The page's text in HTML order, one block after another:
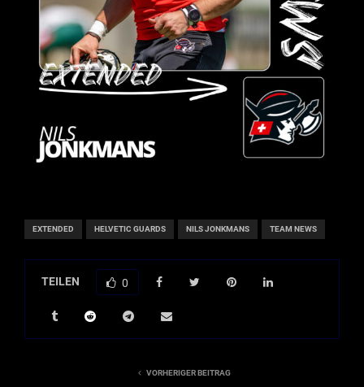
EXTENDED HELVETIC GUARDS NILS JONKMANS TEAM NEWS
TEILEN 0
VORHERIGER BEITRAG